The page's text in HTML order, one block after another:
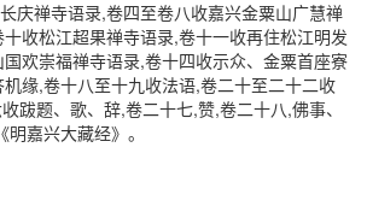
庆禅寺语录,卷四至卷八收嘉兴金粟山广慧禅
收松江超果禅寺语录,卷十一收再住松江明发
欢崇福禅寺语录,卷十四收示众、金粟首座寮
缘,卷十八至十九收法语,卷二十至二十二收
跋题、歌、辞,卷二十七,赞,卷二十八,佛事、
嘉兴大藏经》。